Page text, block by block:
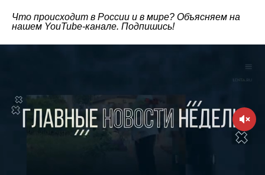
Что происходит в России и в мире? Объясняем на
нашем YouTube-канале. Подпишись!